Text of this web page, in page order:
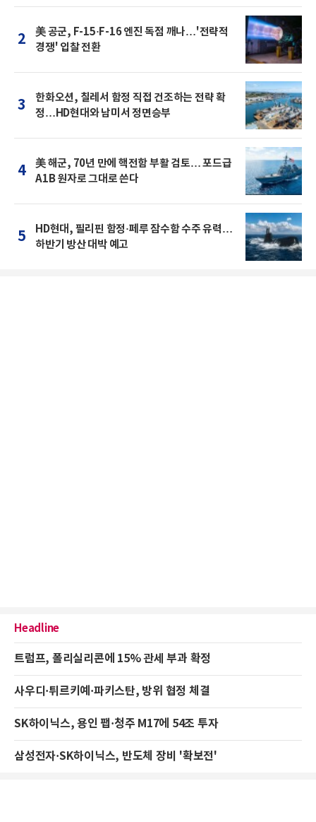
2
美 공군, F-15·F-16 엔진 독점 깨나…'전략적
경쟁' 입찰 전환
3
한화오션, 칠레서 함정 직접 건조하는 전략 확
정…HD현대와 남미서 정면승부
4
美 해군, 70년 만에 핵전함 부활 검토… 포드급
A1B 원자로 그대로 쓴다
5
HD현대, 필리핀 함정·페루 잠수함 수주 유력…
하반기 방산 대박 예고
Headline
트럼프, 폴리실리콘에 15% 관세 부과 확정
사우디·튀르키예·파키스탄, 방위 협정 체결
SK하이닉스, 용인 팹·청주 M17에 54조 투자
삼성전자·SK하이닉스, 반도체 장비 '확보전'